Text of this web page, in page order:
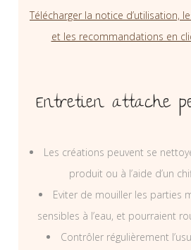
Télécharger la notice d’utilisation,
et les recommandations en
Entretien attache
Les créations peuvent se
produit ou à l’aide d’un
Eviter de mouiller les parties
sensibles à l’eau, et pourraient
Contrôler régulièrement